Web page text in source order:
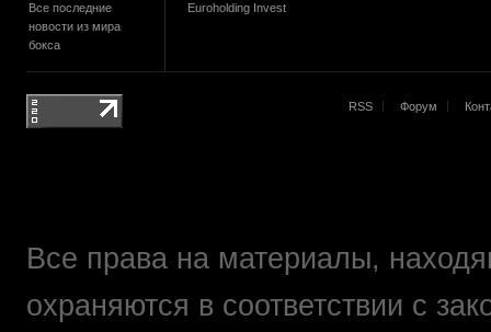
Все последние
новости из мира
бокса
Euroholding Invest
RSS Форум
Все права на материалы,
охраняются в соответствии с